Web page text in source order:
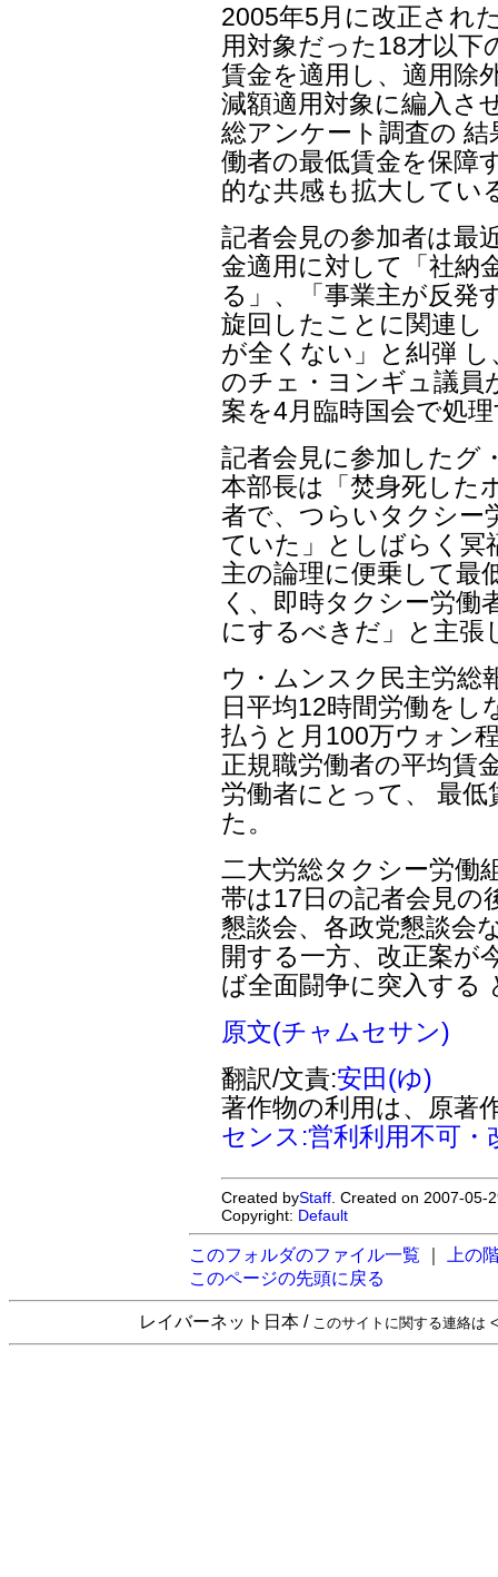
2005年5月に改正され
用対象だった18才以下
賃金を適用し、適用除
減額適用対象に編入さ
総アンケート調査の
働者の最低賃金を保障
的な共感も拡大してい
記者会見の参加者は最
金適用に対して「社納
る」、「事業主が反発
旋回したことに関連し
が全くない」と糾弾
のチェ・ヨンギュ議員
案を4月臨時国会で処
記者会見に参加したグ
本部長は「焚身死した
者で、つらいタクシー
ていた」としばらく冥
主の論理に便乗して最
く、即時タクシー労働
にするべきだ」と主張
ウ・ムンスク民主労総
日平均12時間労働をし
払うと月100万ウォン
正規職労働者の平均賃
労働者にとって、 最
た。
二大労総タクシー労働
帯は17日の記者会見の
懇談会、各政党懇談会
開する一方、改正案が
ば全面闘争に突入する
原文(チャムセサン)
翻訳/文責:安田(ゆ)
著作物の利用は、原著
センス:営利利用不可・
Created byStaff . Created on 2007-
Copyright: Default
このフォルダのファイル一覧
上の
このページの先頭に戻る
レイバーネット日本 / このサイトに関する連絡は